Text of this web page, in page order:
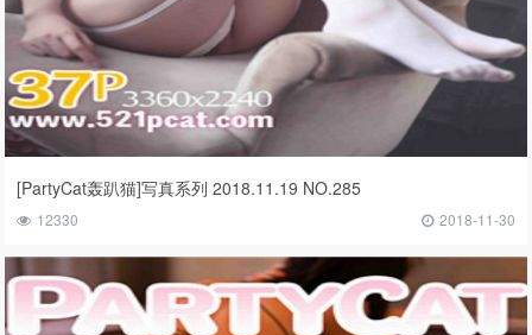
[PartyCat轰趴猫]写真系列 2018.11.19 NO.285
12330 2018-11-30